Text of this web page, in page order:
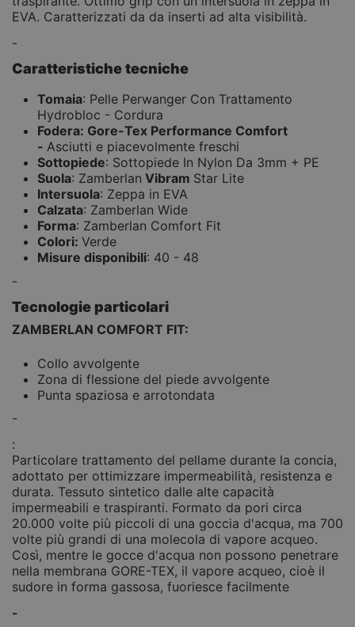
EVA. Caratterizzati da da inserti ad alta visibilità.
-
Caratteristiche tecniche
Tomaia: Pelle Perwanger Con Trattamento
Hydrobloc - Cordura
Fodera: Gore-Tex Performance Comfort
- Asciutti e piacevolmente freschi
Sottopiede: Sottopiede In Nylon Da 3mm + PE
Suola: Zamberlan Vibram Star Lite
Intersuola: Zeppa in EVA
Calzata: Zamberlan Wide
Forma: Zamberlan Comfort Fit
Colori: Verde
Misure disponibili: 40 - 48
-
Tecnologie particolari
ZAMBERLAN COMFORT FIT:
Collo avvolgente
Zona di flessione del piede avvolgente
Punta spaziosa e arrotondata
-
:
Particolare trattamento del pellame durante la concia,
adottato per ottimizzare impermeabilità, resistenza e
durata. Tessuto sintetico dalle alte capacità
impermeabili e traspiranti. Formato da pori circa
20.000 volte più piccoli di una goccia d'acqua, ma 700
volte più grandi di una molecola di vapore acqueo.
Così, mentre le gocce d'acqua non possono penetrare
nella membrana GORE-TEX, il vapore acqueo, cioè il
sudore in forma gassosa, fuoriesce facilmente
-